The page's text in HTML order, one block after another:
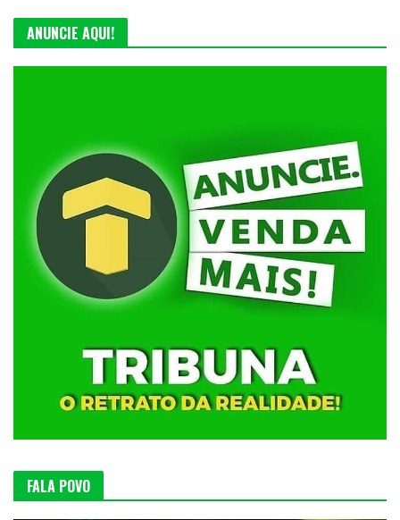
ANUNCIE AQUI!
FALA POVO